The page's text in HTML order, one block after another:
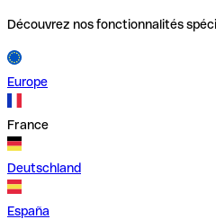
Découvrez nos fonctionnalités
Europe
France
Deutschland
España